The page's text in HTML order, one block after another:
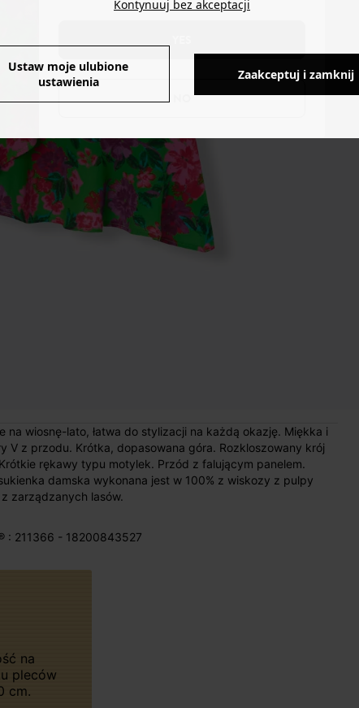
wiosnę-lato, łatwa do stylizacji na każdą okazję. Miękka i
V z przodu. Krótka, dopasowana góra. Rozkloszowany krój
rękawy typu motylek. Przód z falującym panelem.
damska wykonana jest w 100% z wiskozy z pulpy
zarządzanych lasów.
: 211366 - 18200843527
pleców
cm.
Kontynuuj bez akceptacji
Ustaw moje ulubione
ustawienia
Zaakceptuj i zamknij